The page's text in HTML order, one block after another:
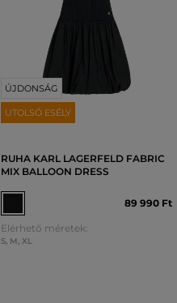
ÚJDONSÁG
UTOLSÓ ESÉLY
RUHA KARL LAGERFELD FABRIC
MIX BALLOON DRESS
89 990 Ft
Elérhető méretek:
S, M, XL